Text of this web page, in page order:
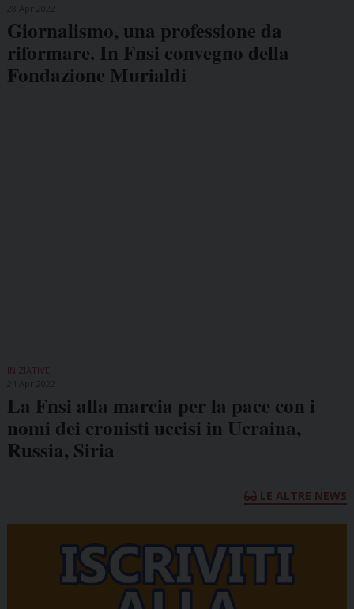
Giornalismo, una professione da
riformare. In Fnsi convegno della
Fondazione Murialdi
INIZIATIVE
La Fnsi alla marcia per la pace con i
nomi dei cronisti uccisi in Ucraina,
Russia, Siria
LE ALTRE NEWS